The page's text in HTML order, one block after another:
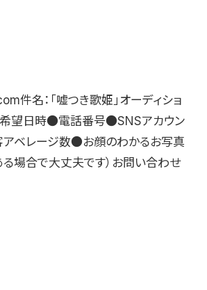
名：「嘘つき歌姫」オーディショ
望日時●電話番号●SNSアカウン
アベレージ数●お顔のわかるお写真
場合で大丈夫です）お問い合わせ